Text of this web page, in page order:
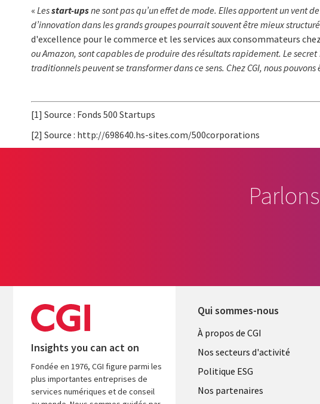
« Lesstart-upsne sont pas qu’un effet de mode. Elles apportent un vent
d’innovation dans les grands groupes pourrait souvent être mieux
d'excellence pour le commerce et les services aux consommateurs
ou Amazon, sont capables de produire des résultats rapidement. Le
traditionnels peuvent se transformer dans ce sens. Chez CGI, nous
[1] Source : Fonds 500 Startups
[2] Source : http://698640.hs-sites.com/500corporations
Insights you can act on
Fondée en 1976, CGI figure parmi les
plus importantes entreprises de
services numériques et de conseil
Qui sommes-nous
Useful
links
FRANCE
À propos de CGI
Nos secteurs d'activité
Politique ESG
Nos partenaires